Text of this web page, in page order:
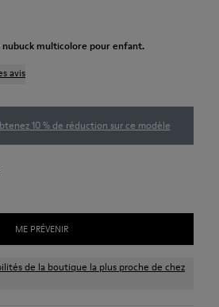
nubuck multicolore pour enfant.
avis
10 % de réduction sur ce modèle
ME PRÉVENIR
de la boutique la plus proche de chez